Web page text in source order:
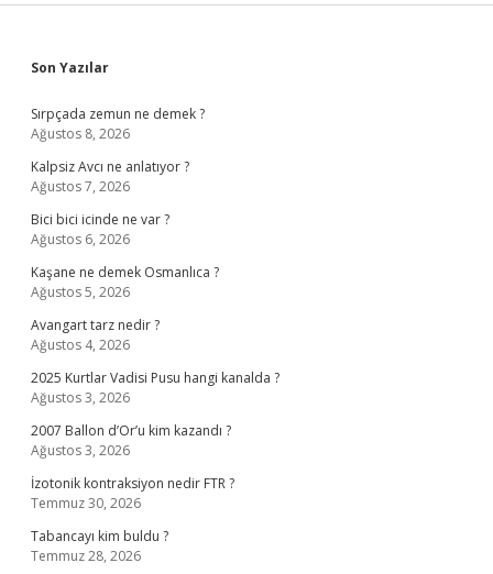
Sidebar
Son Yazılar
Sırpçada zemun ne demek ?
Ağustos 8, 2026
Kalpsiz Avcı ne anlatıyor ?
Ağustos 7, 2026
Bici bici icinde ne var ?
Ağustos 6, 2026
Kaşane ne demek Osmanlıca ?
Ağustos 5, 2026
Avangart tarz nedir ?
Ağustos 4, 2026
2025 Kurtlar Vadisi Pusu hangi kanalda ?
Ağustos 3, 2026
2007 Ballon d’Or’u kim kazandı ?
Ağustos 3, 2026
İzotonik kontraksiyon nedir FTR ?
Temmuz 30, 2026
Tabancayı kim buldu ?
Temmuz 28, 2026